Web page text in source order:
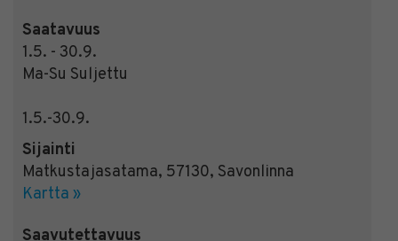
Saatavuus
1.5. - 30.9.
Ma-Su Suljettu
1.5.-30.9.
Sijainti
Matkustajasatama, 57130, Savonlinna
Kartta »
Saavutettavuus